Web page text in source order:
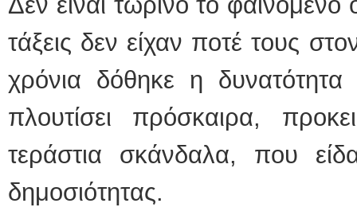
τάξεις δεν είχαν ποτέ τους
χρόνια δόθηκε η
πλουτίσει πρόσκαιρα,
τεράστια σκάνδαλα, που
δημοσιότητας.